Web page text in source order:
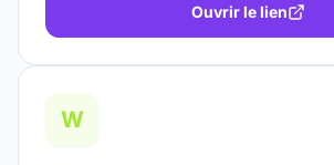
Ouvrir le lien
W